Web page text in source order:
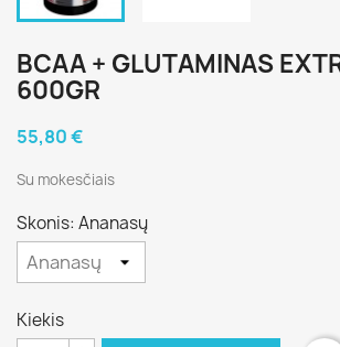
BCAA + GLUTAMINAS
600GR
55,80 €
Su mokesčiais
Skonis: Ananasų
Kiekis